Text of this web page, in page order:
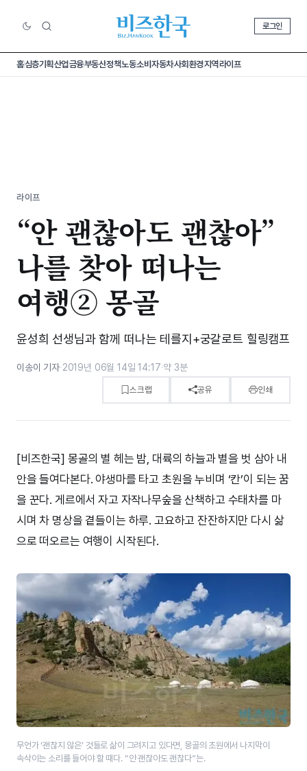
로그인
홈심층기획산업금융부동산정책노동소비 자동차사회환경지역라이프
라이프
“안 괜찮아도 괜찮아”
나를 찾아 떠나는
여행② 몽골
윤성희 선생님과 함께 떠나는 테를지+궁갈로트 힐링캠프
이송이 기자·2019년 06월 14일 14:17·약 3분
스크랩 공유 인쇄
[비즈한국] 몽골의 별 헤는 밤, 대륙의 하늘과 별을 벗 삼아 내
안을 들여다본다. 야생마를 타고 초원을 누비며 ‘칸’이 되는 꿈
을 꾼다. 게르에서 자고 자작나무숲을 산책하고 수태차를 마
시며 차 명상을 곁들이는 하루. 고요하고 잔잔하지만 다시 삶
으로 떠오르는 여행이 시작된다.
무언가 ‘괜찮지 않은’ 것들로 삶이 그려지고 있다면, 몽골의 초원에서 나지막이
속삭이는 소리를 들어야 할 때다. “안 괜찮아도 괜찮다”는.